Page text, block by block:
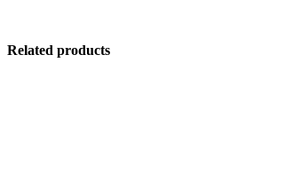
Related products